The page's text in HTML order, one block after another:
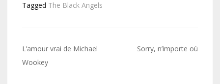
Tagged The Black Angels
Navigation
de
L’amour vrai de Michael
Wookey
Sorry, n’importe où